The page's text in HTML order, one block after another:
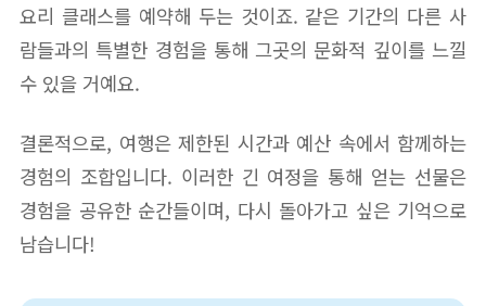
요리 클래스를 예약해 두는 것이죠. 같은 기간의 다른 사
람들과의 특별한 경험을 통해 그곳의 문화적 깊이를 느낄
수 있을 거예요.
결론적으로, 여행은 제한된 시간과 예산 속에서 함께하는
경험의 조합입니다. 이러한 긴 여정을 통해 얻는 선물은
경험을 공유한 순간들이며, 다시 돌아가고 싶은 기억으로
남습니다!